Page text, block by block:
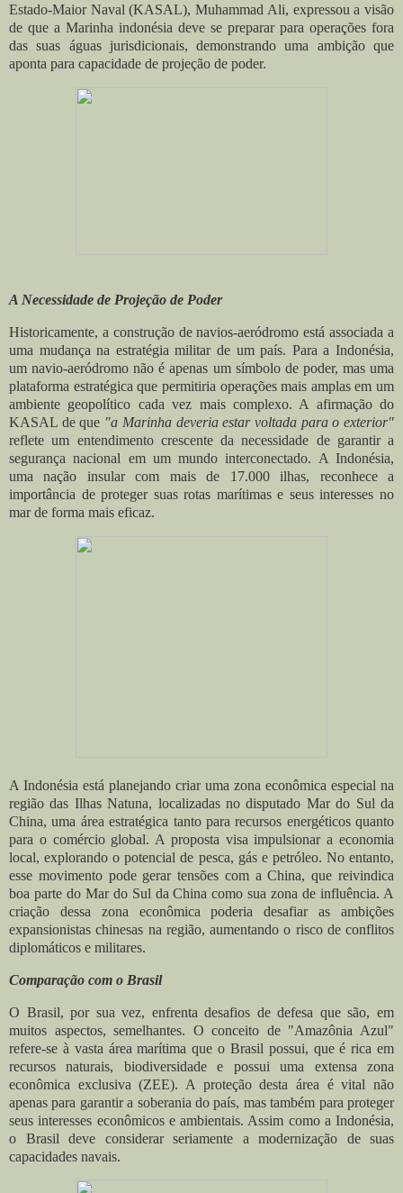
Estado-Maior Naval (KASAL), Muhammad Ali, expressou a visão
de que a Marinha indonésia deve se preparar para operações fora
das suas águas jurisdicionais, demonstrando uma ambição que
aponta para capacidade de projeção de poder.
A Necessidade de Projeção de Poder
Historicamente, a construção de navios-aeródromo está associada a
uma mudança na estratégia militar de um país. Para a Indonésia,
umnavio-aeródromo não é apenas um símbolo de poder, mas uma
plataforma estratégica que permitiria operações mais amplas em um
ambiente geopolítico cada vez mais complexo. A afirmação do
KASAL de que "a Marinha deveria estar voltada para o exterior"
reflete um entendimento crescente da necessidade de garantir a
segurança nacional em um mundo interconectado. A Indonésia,
uma nação insular com mais de 17.000 ilhas, reconhece a
importância de proteger suas rotas marítimas e seus interesses no
mar de forma mais eficaz.
A Indonésia está planejando criar uma zona econômica especial na
região das Ilhas Natuna, localizadas no disputado Mar do Sul da
China, uma área estratégica tanto para recursos energéticos quanto
para o comércio global. A proposta visa impulsionar a economia
local, explorando o potencial de pesca, gás e petróleo. No entanto,
esse movimento pode gerar tensões com a China, que reivindica
boa parte do Mar do Sul da China como sua zona de influência. A
criação dessa zona econômica poderia desafiar as ambições
expansionistas chinesas na região, aumentando o risco de conflitos
diplomáticos e militares.
Comparação com o Brasil
O Brasil, por sua vez, enfrenta desafios de defesa que são, em
muitos aspectos, semelhantes. O conceito de "Amazônia Azul"
refere-se à vasta área marítima que o Brasil possui, que é rica em
recursos naturais, biodiversidade e possui uma extensa zona
econômica exclusiva (ZEE). A proteção desta área é vital não
apenas para garantir a soberania do país, mas também para proteger
seus interesses econômicos e ambientais. Assim como a Indonésia,
o Brasil deve considerar seriamente a modernização de suas
capacidades navais.